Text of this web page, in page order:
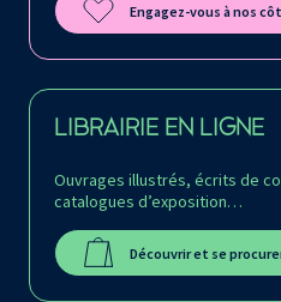
Engagez-vous à nos
LIBRAIRIE EN LIGNE
Ouvrages illustrés, écrits de
catalogues d’exposition…
Découvrir et se